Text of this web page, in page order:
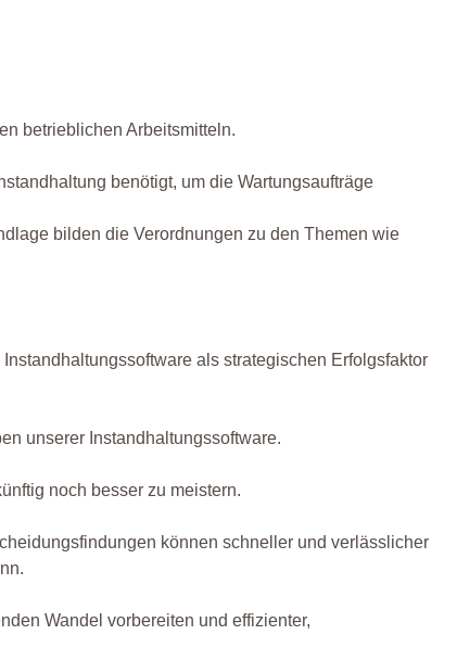
betrieblichen Arbeitsmitteln.
benötigt, um die Wartungsaufträge
bilden die Verordnungen zu den Themen wie
als strategischen Erfolgsfaktor
unserer Instandhaltungssoftware.
noch besser zu meistern.
können schneller und verlässlicher
Wandel vorbereiten und effizienter,